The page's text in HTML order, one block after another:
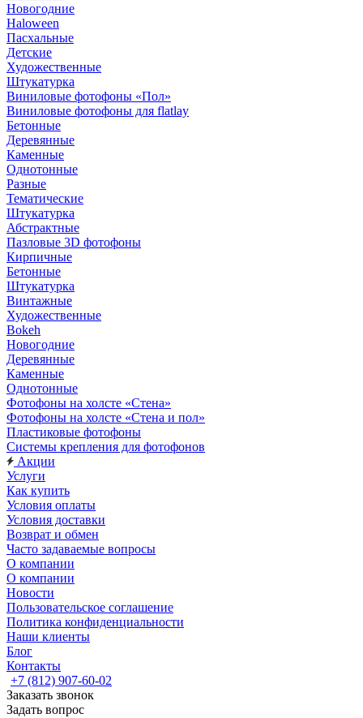
Новогодние
Haloween
Пасхальные
Детские
Художественные
Штукатурка
Виниловые фотофоны «Пол»
Виниловые фотофоны для flatlay
Бетонные
Деревянные
Каменные
Однотонные
Разные
Тематические
Штукатурка
Абстрактные
Пазловые 3D фотофоны
Кирпичные
Бетонные
Штукатурка
Винтажные
Художественные
Bokeh
Новогодние
Деревянные
Каменные
Однотонные
Фотофоны на холсте «Стена»
Фотофоны на холсте «Стена и пол»
Пластиковые фотофоны
Системы крепления для фотофонов
Акции
Услуги
Как купить
Условия оплаты
Условия доставки
Возврат и обмен
Часто задаваемые вопросы
О компании
О компании
Новости
Пользовательское соглашение
Политика конфиденциальности
Наши клиенты
Блог
Контакты
+7 (812) 907-60-02
Заказать звонок
Задать вопрос